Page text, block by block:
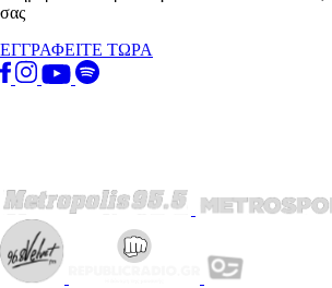
σας
ΕΓΓΡΑΦΕΙΤΕ ΤΩΡΑ